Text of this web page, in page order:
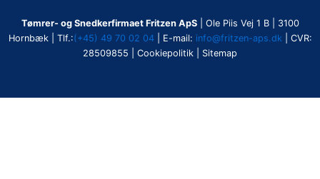
Tømrer- og Snedkerfirmaet Fritzen ApS| Ole Piis Vej 1 B | 3100
Hornbæk | Tlf.:(+45) 49 70 02 04| E-mail: info@fritzen-aps.dk | CVR:
28509855 | Cookiepolitik | Sitemap